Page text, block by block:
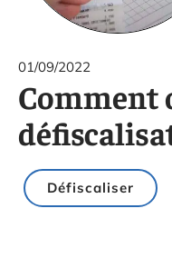
01/09/2022
Comment
Défiscaliser